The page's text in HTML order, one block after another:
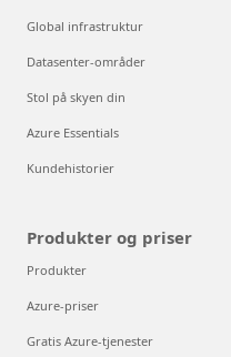
Global infrastruktur
Datasenter-områder
Stol på skyen din
Azure Essentials
Kundehistorier
Produkter og priser
Produkter
Azure-priser
Gratis Azure-tjenester